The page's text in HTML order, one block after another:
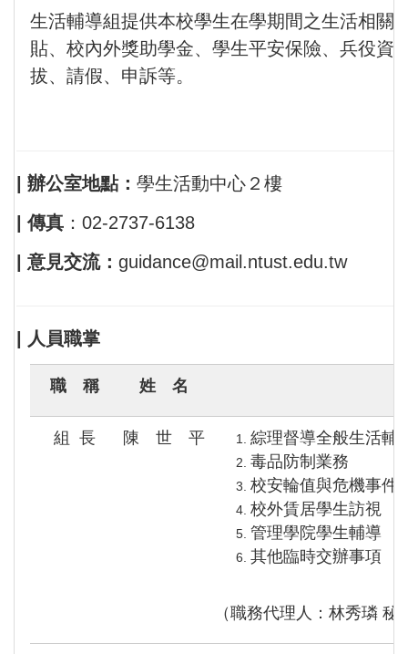
生活輔導組提供本校學生在學期間之生活相關
貼、校內外獎助學金、學生平安保險、兵役資
拔、請假、申訴等。
| 辦公室地點： 學生活動中心２樓
| 傳真 ： 02-2737-6138
| 意見交流： guidance@mail.ntust.edu.tw
| 人員職掌
職 稱 姓 名
組 長 陳 世 平
綜理督導全般生活輔
毒品防制業務
校安輪值與危機事件
校外賃居學生訪視
管理學院學生輔導
其他臨時交辦事項
（職務代理人：林秀璘 秘